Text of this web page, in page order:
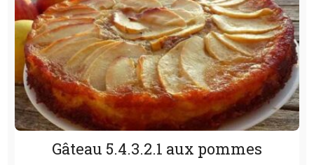
Gâteau 5.4.3.2.1 aux pommes